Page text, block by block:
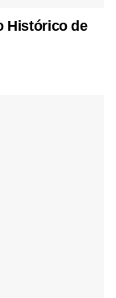
Histórico de